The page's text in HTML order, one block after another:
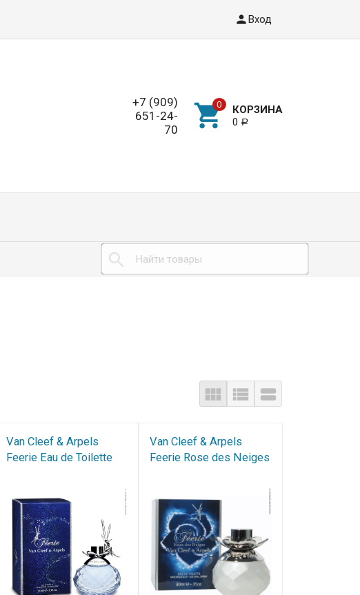
Вход
+7 (909)
651-24-
70
КОРЗИНА
0 Р
Van Cleef & Arpels
Feerie Eau de Toilette
Van Cleef & Arpels
Feerie Rose des Neiges